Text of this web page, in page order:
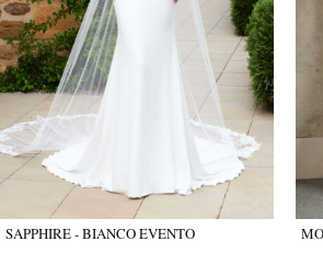
SAPPHIRE - BIANCO EVENTO